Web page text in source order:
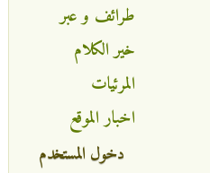
طرائف و عبر
خير الكلام
المرئيات
اخبار الموقع
دخول المستخدم